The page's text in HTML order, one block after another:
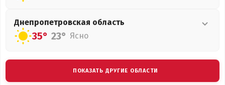
Днепропетровская область
35° 23° Ясно
ПОКАЗАТЬ ДРУГИЕ ОБЛАСТИ